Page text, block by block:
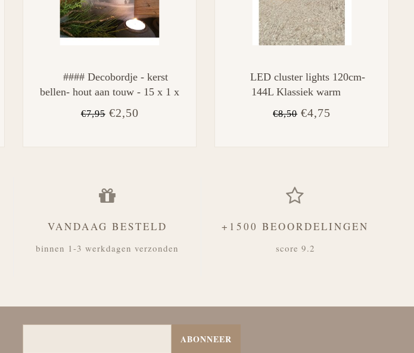
#### Decobordje - kerst
bellen- hout aan touw - 15 x 1 x
21 cm
€7,95€2,50
LED cluster lights 120cm-
144L Klassiek warm
€8,50€4,75
VANDAAG BESTELD
binnen 1-3 werkdagen verzonden
+1500 BEOORDELINGEN
score 9.2
ABONNEER